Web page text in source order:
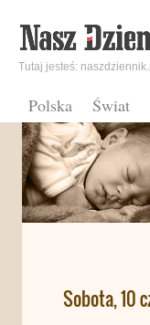
Polska Świat
Tutaj jesteś:
Sobota, 10